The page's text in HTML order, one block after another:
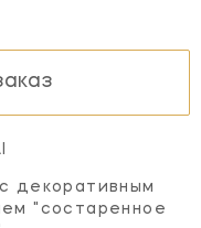
декоративным
"состаренное